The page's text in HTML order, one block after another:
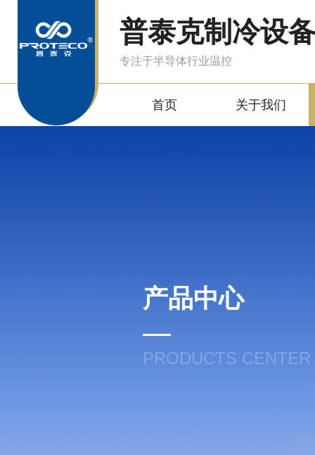
普泰克制冷设
专注于半导体行业温控
首页 关于我们
产品中心
PRODUCTS CENTER